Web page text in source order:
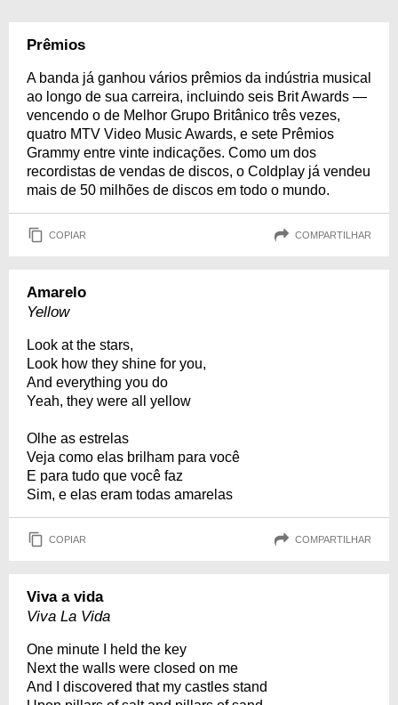
Prêmios
A banda já ganhou vários prêmios da indústria musical
ao longo de sua carreira, incluindo seis Brit Awards —
vencendo o de Melhor Grupo Britânico três vezes,
quatro MTV Video Music Awards, e sete Prêmios
Grammy entre vinte indicações. Como um dos
recordistas de vendas de discos, o Coldplay já vendeu
mais de 50 milhões de discos em todo o mundo.
COPIAR COMPARTILHAR
Amarelo
Yellow
Look at the stars,
Look how they shine for you,
And everything you do
Yeah, they were all yellow
Olhe as estrelas
Veja como elas brilham para você
E para tudo que você faz
Sim, e elas eram todas amarelas
COPIAR COMPARTILHAR
Viva a vida
Viva La Vida
One minute I held the key
Next the walls were closed on me
And I discovered that my castles stand